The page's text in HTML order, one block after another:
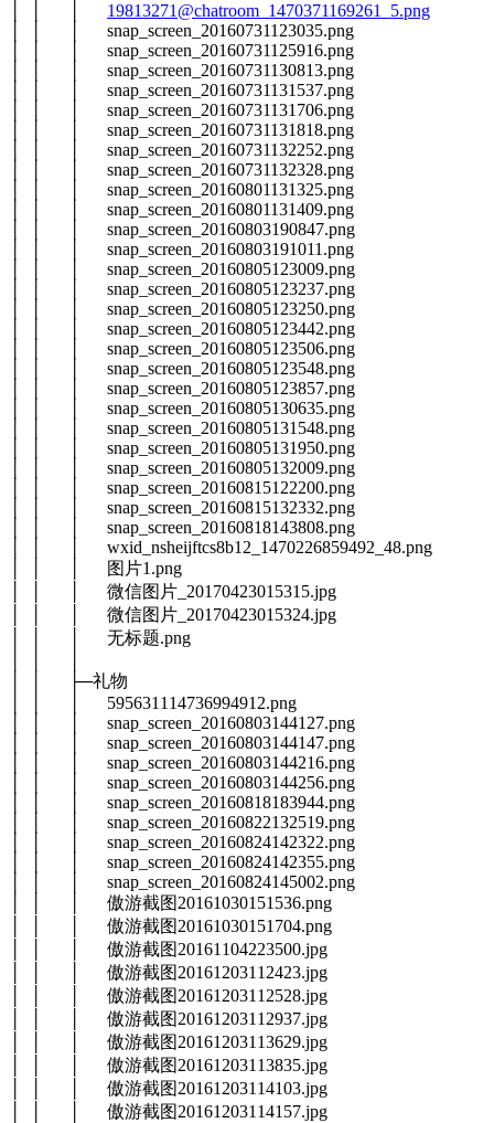
19813271@chatroom_1470371169261_5.png
│ │ │ snap_screen_20160731123035.png
│ │ │ snap_screen_20160731125916.png
│ │ │ snap_screen_20160731130813.png
│ │ │ snap_screen_20160731131537.png
│ │ │ snap_screen_20160731131706.png
│ │ │ snap_screen_20160731131818.png
│ │ │ snap_screen_20160731132252.png
│ │ │ snap_screen_20160731132328.png
│ │ │ snap_screen_20160801131325.png
│ │ │ snap_screen_20160801131409.png
│ │ │ snap_screen_20160803190847.png
│ │ │ snap_screen_20160803191011.png
│ │ │ snap_screen_20160805123009.png
│ │ │ snap_screen_20160805123237.png
│ │ │ snap_screen_20160805123250.png
│ │ │ snap_screen_20160805123442.png
│ │ │ snap_screen_20160805123506.png
│ │ │ snap_screen_20160805123548.png
│ │ │ snap_screen_20160805123857.png
│ │ │ snap_screen_20160805130635.png
│ │ │ snap_screen_20160805131548.png
│ │ │ snap_screen_20160805131950.png
│ │ │ snap_screen_20160805132009.png
│ │ │ snap_screen_20160815122200.png
│ │ │ snap_screen_20160815132332.png
│ │ │ snap_screen_20160818143808.png
│ │ │ wxid_nsheijftcs8b12_1470226859492_48.png
│ │ │ 图片1.png
│ │ │ 微信图片_20170423015315.jpg
│ │ │ 微信图片_20170423015324.jpg
│ │ │ 无标题.png
│ │ ├─礼物
│ │ │ 595631114736994912.png
│ │ │ snap_screen_20160803144127.png
│ │ │ snap_screen_20160803144147.png
│ │ │ snap_screen_20160803144216.png
│ │ │ snap_screen_20160803144256.png
│ │ │ snap_screen_20160818183944.png
│ │ │ snap_screen_20160822132519.png
│ │ │ snap_screen_20160824142322.png
│ │ │ snap_screen_20160824142355.png
│ │ │ snap_screen_20160824145002.png
│ │ │ 傲游截图20161030151536.png
│ │ │ 傲游截图20161030151704.png
│ │ │ 傲游截图20161104223500.jpg
│ │ │ 傲游截图20161203112423.jpg
│ │ │ 傲游截图20161203112528.jpg
│ │ │ 傲游截图20161203112937.jpg
│ │ │ 傲游截图20161203113629.jpg
│ │ │ 傲游截图20161203113835.jpg
│ │ │ 傲游截图20161203114103.jpg
│ │ │ 傲游截图20161203114157.jpg